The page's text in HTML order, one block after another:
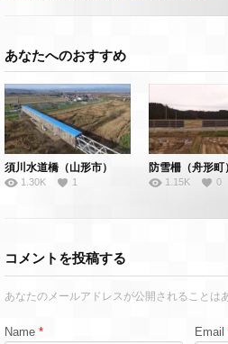
あなたへのおすすめ
須川水道橋（山形市）
1.30K 1
防雪柵（舟形町）
1.15K 0
コメントを投稿する
あなたのメールアドレスが公開されることは
Name * Email